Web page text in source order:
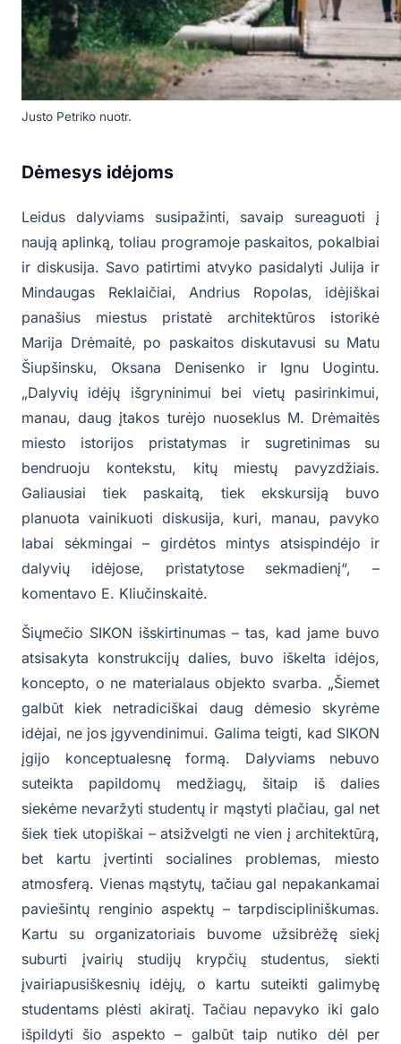
Justo Petriko nuotr.
Dėmesys idėjoms
Leidus dalyviams susipažinti, savaip sureaguoti į
naują aplinką, toliau programoje paskaitos, pokalbiai
ir diskusija. Savo patirtimi atvyko pasidalyti Julija ir
Mindaugas Reklaičiai, Andrius Ropolas, idėjiškai
panašius miestus pristatė architektūros istorikė
Marija Drėmaitė, po paskaitos diskutavusi su Matu
Šiupšinsku, Oksana Denisenko ir Ignu Uogintu.
„Dalyvių idėjų išgryninimui bei vietų pasirinkimui,
manau, daug įtakos turėjo nuoseklus M. Drėmaitės
miesto istorijos pristatymas ir sugretinimas su
bendruoju kontekstu, kitų miestų pavyzdžiais.
Galiausiai tiek paskaitą, tiek ekskursiją buvo
planuota vainikuoti diskusija, kuri, manau, pavyko
labai sėkmingai – girdėtos mintys atsispindėjo ir
dalyvių idėjose, pristatytose sekmadienį“, –
komentavo E. Kliučinskaitė.
Šiųmečio SIKON išskirtinumas – tas, kad jame buvo
atsisakyta konstrukcijų dalies, buvo iškelta idėjos,
koncepto, o ne materialaus objekto svarba. „Šiemet
galbūt kiek netradiciškai daug dėmesio skyrėme
idėjai, ne jos įgyvendinimui. Galima teigti, kad SIKON
įgijo konceptualesnę formą. Dalyviams nebuvo
suteikta papildomų medžiagų, šitaip iš dalies
siekėme nevaržyti studentų ir mąstyti plačiau, gal net
šiek tiek utopiškai – atsižvelgti ne vien į architektūrą,
bet kartu įvertinti socialines problemas, miesto
atmosferą. Vienas mąstytų, tačiau gal nepakankamai
paviešintų renginio aspektų – tarpdiscipliniškumas.
Kartu su organizatoriais buvome užsibrėžę siekį
suburti įvairių studijų krypčių studentus, siekti
įvairiapusiškesnių idėjų, o kartu suteikti galimybę
studentams plėsti akiratį. Tačiau nepavyko iki galo
išpildyti šio aspekto – galbūt taip nutiko dėl per